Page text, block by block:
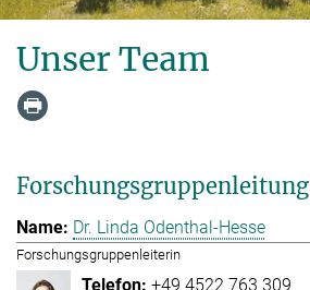
Unser Team
Forschungsgruppenleitung
Dr. Linda Odenthal-Hesse
Forschungsgruppenleiterin
+49 4522 763 309